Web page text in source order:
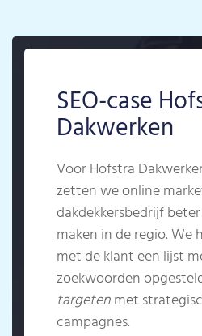
SEO-case
Dakwerken
Voor Hofstra
zetten we online
dakdekkersbedrijf
maken in de regio. We
met de klant een lijst
zoekwoorden
targetenmet
campagnes.